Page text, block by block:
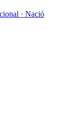
· Nació